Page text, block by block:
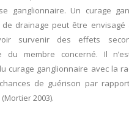
ganglionnaire. Un curage
de drainage peut être envisagé
survenir des effets
du membre concerné. Il
curage ganglionnaire avec la
de guérison par
2003).